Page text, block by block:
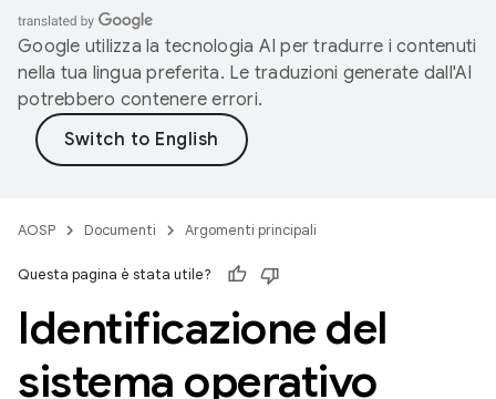
Google utilizza la tecnologia AI per tradurre i contenuti
nella tua lingua preferita. Le traduzioni generate dall'AI
potrebbero contenere errori.
AOSP Documenti Argomenti principali
Questa pagina è stata utile?
Identificazione del
sistema operativo